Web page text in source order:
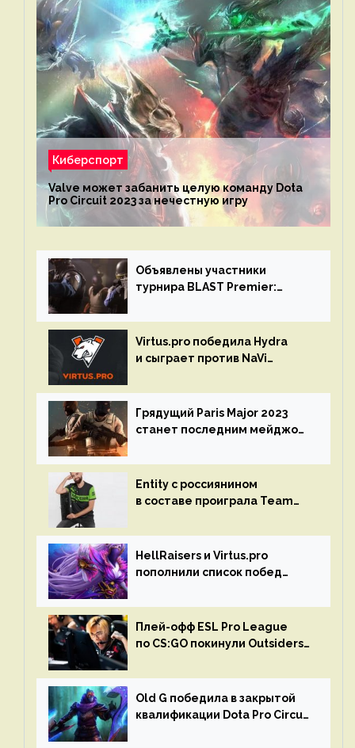
Киберспорт
Valve может забанить целую команду Dota
Pro Circuit 2023 за нечестную игру
Объявлены участники
турнира BLAST Premier:
Virtus.pro победила Hydra
и сыграет против NaVi
Грядущий Paris Major 2023
станет последним мейджор-
Entity с россиянином
в составе проиграла Team
HellRaisers и Virtus.pro
пополнили список побед
Плей-офф ESL Pro League
по CS:GO покинули Outsiders
Old G победила в закрытой
квалификации Dota Pro Circuit